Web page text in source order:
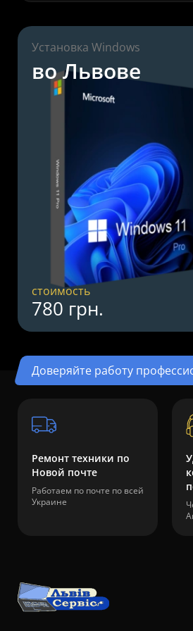
Установка Windows
во Львове
стоимость
780 грн.
Доверяйте работу
Ремонт техники по
Новой почте
Работаем по почте по всей
Украине